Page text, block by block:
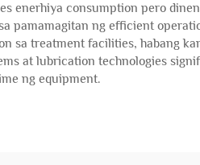
enerhiya consumption pero
pamamagitan ng efficient
sa treatment facilities, habang
at lubrication technologies
ng equipment.